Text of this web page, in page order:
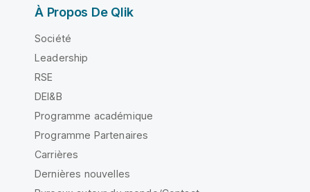
À Propos De Qlik
Société
Leadership
RSE
DEI&B
Programme académique
Programme Partenaires
Carrières
Dernières nouvelles